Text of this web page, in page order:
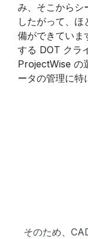
み、そこからシ
したがって、
備ができてい
する DOT クラ
ProjectWise の
ータの管理に特
そのため、